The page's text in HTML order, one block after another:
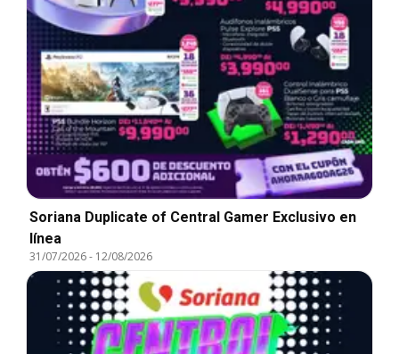
Soriana Duplicate of Central Gamer Exclusivo en
línea
31/07/2026- 12/08/2026